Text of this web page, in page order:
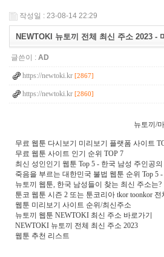
작성일 : 23-08-14 22:29
NEWTOKI 뉴토끼 전체 최신 주소 2023 -
글쓴이 : AD
https://newtoki.kr [2867]
https://newtoki.kr [2860]
뉴토끼/
무료 웹툰 다시보기 미리보기 플랫폼 사이트
무료 웹툰 사이트 인기 순위 TOP 7
최신 성인인기 웹툰 Top 5 - 한국 남성 주인공
죽음을 부르는 대한민국 불법 웹툰 순위 Top
뉴토끼 웹툰, 한국 남성들이 찾는 최신 주소는?
툰코 웹툰 시즌 2 또는 툰코리아 tkor toonkor 전
웹툰 미리보기 사이트 순위/최신주소
뉴토끼 웹툰 NEWTOKI 최신 주소 바로가기
NEWTOKI 뉴토끼 전체 최신 주소 2023
웹툰 추천 리스트